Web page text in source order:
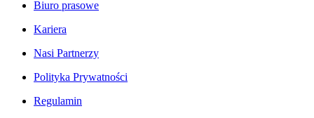
Biuro prasowe
Kariera
Nasi Partnerzy
Polityka Prywatności
Regulamin